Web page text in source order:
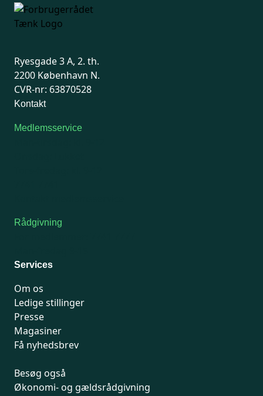
Ryesgade 3 A, 2. th.
2200 København N.
CVR-nr: 63870528
Kontakt
Medlemsservice
Rådgivning
Services
Om os
Ledige stillinger
Presse
Magasiner
Få nyhedsbrev
Besøg også
Økonomi- og gældsrådgivning